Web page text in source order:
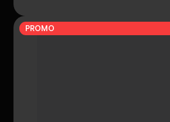
PROMO